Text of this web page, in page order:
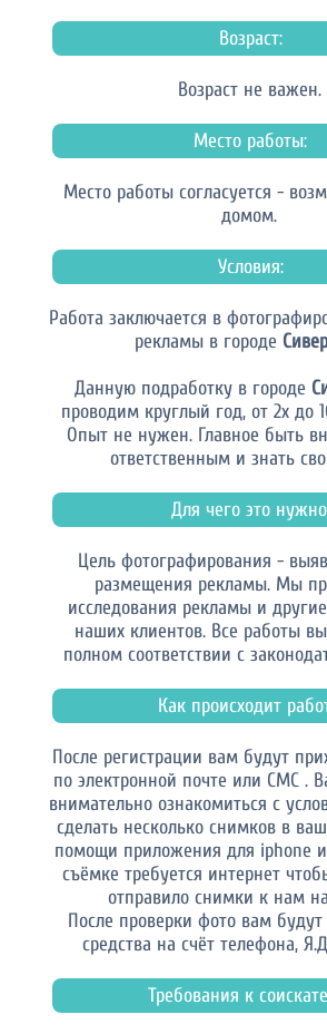
Возраст:
Возраст не важен.
Место работы:
Место работы согласуется -
домом.
Условия:
Работа заключается в
рекламы в городе
Данную подработку в городе
проводим круглый год, от 2х до
Опыт не нужен. Главное быть
ответственным и знать
Для чего это
Цель фотографирования -
размещения рекламы. Мы
исследования рекламы и
наших клиентов. Все работы
полном соответствии с
Как происходит
После регистрации вам будут
по электронной почте или СМС .
внимательно ознакомиться с
сделать несколько снимков в
помощи приложения для iphone
съёмке требуется интернет
отправило снимки к нам
После проверки фото вам
средства на счёт телефона,
Требования к